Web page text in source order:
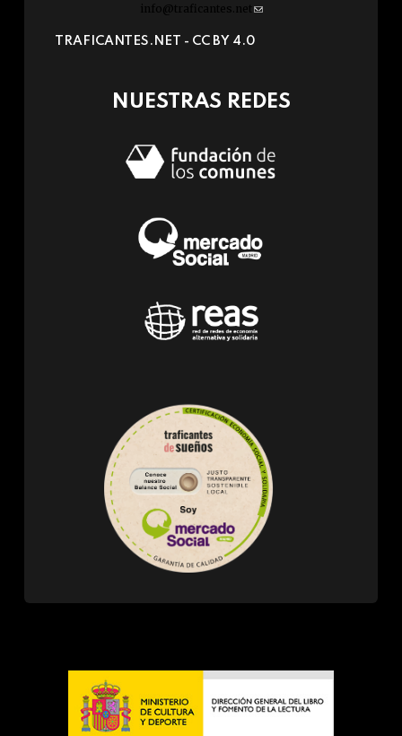
info@traficantes.net (link
e-
TRAFICANTES.NET - CC BY 4.0
NUESTRAS REDES